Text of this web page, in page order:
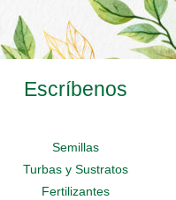
Escríbenos
Semillas
Turbas y Sustratos
Fertilizantes